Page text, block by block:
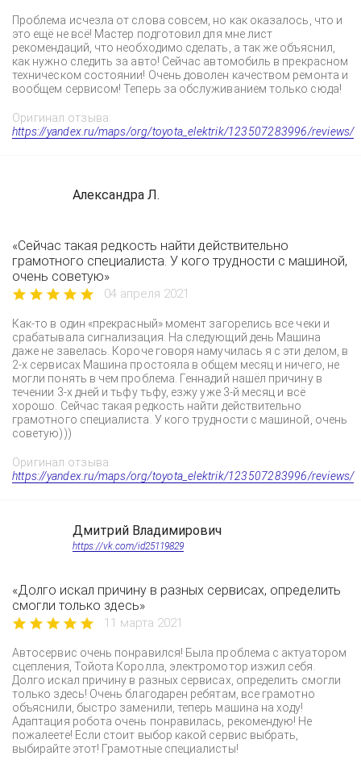
Проблема исчезла от слова совсем, но как оказалось, что и
это ещё не всё! Мастер подготовил для мне лист
рекомендаций, что необходимо сделать, а так же объяснил,
как нужно следить за авто! Сейчас автомобиль в прекрасном
техническом состоянии! Очень доволен качеством ремонта и
вообщем сервисом! Теперь за обслуживанием только сюда!
Оригинал отзыва:
https://yandex.ru/maps/org/toyota_elektrik/123507283996/reviews/
Александра Л.
«Сейчас такая редкость найти действительно
грамотного специалиста. У кого трудности с машиной,
очень советую»
04 апреля 2021
Как-то в один «прекрасный» момент загорелись все чеки и
срабатывала сигнализация. На следующий день Машина
даже не завелась. Короче говоря намучилась я с эти делом, в
2-х сервисах Машина простояла в общем месяц и ничего, не
могли понять в чем проблема. Геннадий нашёл причину в
течении 3-х дней и тьфу тьфу, езжу уже 3-й месяц и всё
хорошо. Сейчас такая редкость найти действительно
грамотного специалиста. У кого трудности с машиной, очень
советую)))
Оригинал отзыва:
https://yandex.ru/maps/org/toyota_elektrik/123507283996/reviews/
Дмитрий Владимирович
https://vk.com/id25119829
«Долго искал причину в разных сервисах, определить
смогли только здесь»
11 марта 2021
Автосервис очень понравился! Была проблема с актуатором
сцепления, Тойота Королла, электромотор изжил себя.
Долго искал причину в разных сервисах, определить смогли
только здесь! Очень благодарен ребятам, все грамотно
объяснили, быстро заменили, теперь машина на ходу!
Адаптация робота очень понравилась, рекомендую! Не
пожалеете! Если стоит выбор какой сервис выбрать,
выбирайте этот! Грамотные специалисты!